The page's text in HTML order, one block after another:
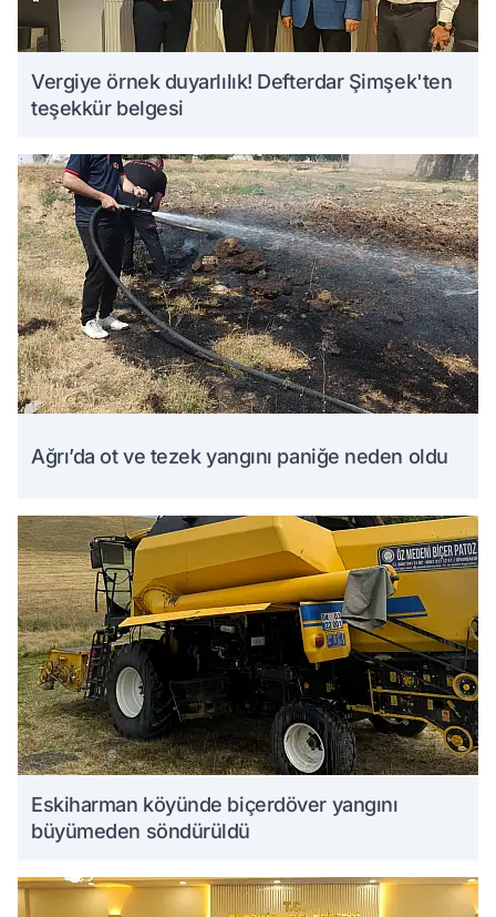
Vergiye örnek duyarlılık! Defterdar Şimşek'ten
teşekkür belgesi
Ağrı’da ot ve tezek yangını paniğe neden oldu
Eskiharman köyünde biçerdöver yangını
büyümeden söndürüldü